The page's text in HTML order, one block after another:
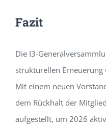
Fazit
Die I3-
strukturellen Erneuerung
Mit einem neuen
dem Rückhalt der
aufgestellt, um 2026